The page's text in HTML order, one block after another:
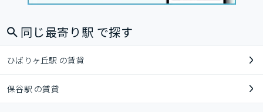
同じ最寄り駅 で探す
ひばりヶ丘駅 の賃貸
保谷駅 の賃貸